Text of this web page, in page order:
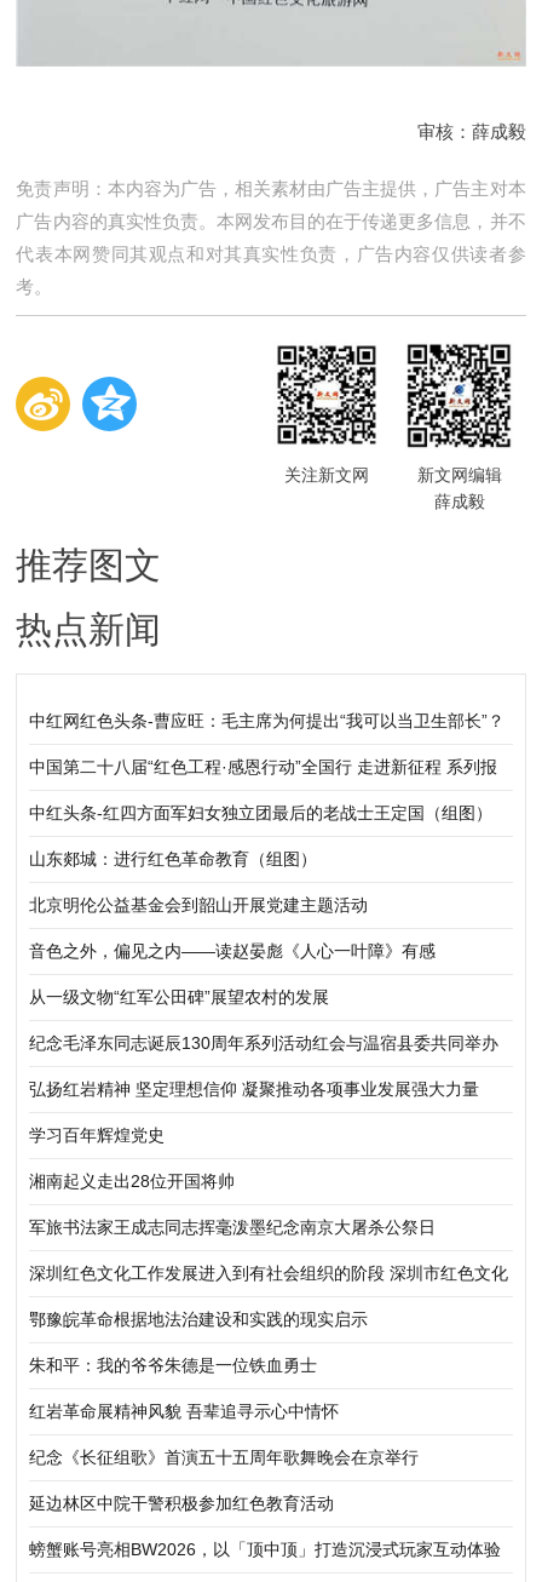
审核：薛成毅
免责声明：本内容为广告，相关素材由广告主提供，广告主对本
广告内容的真实性负责。本网发布目的在于传递更多信息，并不
代表本网赞同其观点和对其真实性负责，广告内容仅供读者参
考。
关注新文网
新文网编辑
薛成毅
推荐图文
热点新闻
中红网红色头条-曹应旺：毛主席为何提出“我可以当卫生部长”？
中国第二十八届“红色工程·感恩行动”全国行 走进新征程 系列报
道之三
中红头条-红四方面军妇女独立团最后的老战士王定国（组图）
山东郯城：进行红色革命教育（组图）
北京明伦公益基金会到韶山开展党建主题活动
音色之外，偏见之内——读赵晏彪《人心一叶障》有感
从一级文物“红军公田碑”展望农村的发展
纪念毛泽东同志诞辰130周年系列活动红会与温宿县委共同举办
弘扬红岩精神 坚定理想信仰 凝聚推动各项事业发展强大力量
学习百年辉煌党史
湘南起义走出28位开国将帅
军旅书法家王成志同志挥毫泼墨纪念南京大屠杀公祭日
深圳红色文化工作发展进入到有社会组织的阶段 深圳市红色文化
研究会成立
鄂豫皖革命根据地法治建设和实践的现实启示
朱和平：我的爷爷朱德是一位铁血勇士
红岩革命展精神风貌 吾辈追寻示心中情怀
纪念《长征组歌》首演五十五周年歌舞晚会在京举行
延边林区中院干警积极参加红色教育活动
螃蟹账号亮相BW2026，以「顶中顶」打造沉浸式玩家互动体验